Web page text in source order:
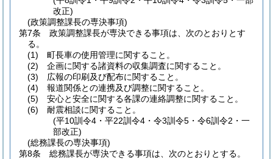
改正)
(政策調整課長の専決事項)
第7条
政策調整課長が専決できる事項は、次のとおりとす
る。
(1)
町長車の使用管理に関すること。
(2)
企画に関する諸資料の収集調査に関すること。
(3)
広報の印刷及び配布に関すること。
(4)
報道関係との連携及び調整に関すること。
(5)
安心と安全に関する各課の連絡調整に関すること。
(6)
耐震相談に関すること。
(平10訓令4・平22訓令4・令3訓令5・令6訓令2・一
部改正)
(総務課長の専決事項)
第8条
総務課長が専決できる事項は、次のとおりとする。